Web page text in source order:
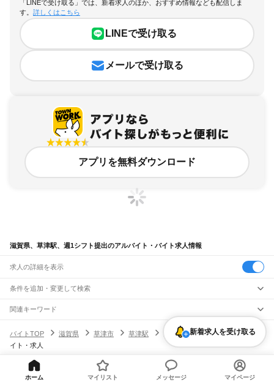
「LINEで受け取る」では、新着求人のほか、おすすめ情報なども配信しま
す。 詳しくはこちら
LINEで受け取る
メールで受け取る
アプリを無料ダウンロード
滋賀県、草津駅、週1シフト提出のアルバイト・バイト求人情報
求人の詳細を表示
条件を追加・変更して検索
市区町村を追加・変更
滋賀県すべて
大津市
栗東市甲賀市野洲市湖南市
駅を追加・変更
米原駅坂田駅 長浜駅虎姫駅 木ノ本駅 近江塩津駅
JR東海道本線(岐阜～美濃赤坂・米原)
職種を追加・変更
飲食・フードサービス
飲食・フードサービス
すべて
特徴を追加・変更
関連キーワード
ガチャガチャ
バイトTOP
滋賀県 草津市 草津駅
週1シフト提出のアルバイト・バ
イト・求人
新着求人を受け取る
ヘルプ・お問い合わせ サイトマップ 利用規約・プライバシーポリシー
ホーム マイリスト メッセージ マイページ